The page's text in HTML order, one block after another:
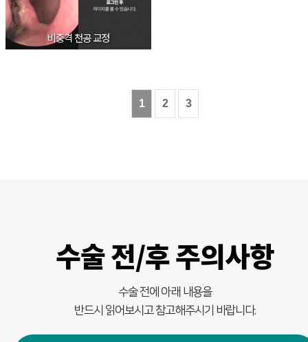
비중격 천공 교정
1 2 3
수술 전/후 주의사항
수술 전에 아래 내용을
반드시 읽어보시고 참고해주시기 바랍니다.